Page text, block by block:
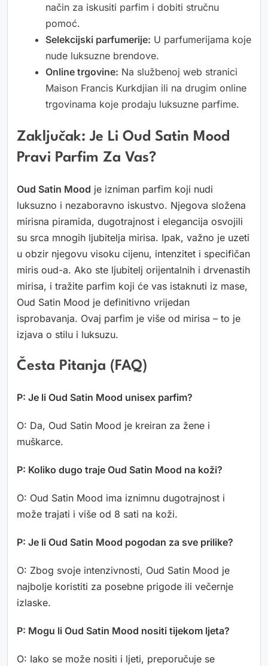
način za iskusiti parfim i dobiti stručnu
pomoć.
Selekcijski parfumerije: U parfumerijama koje
nude luksuzne brendove.
Online trgovine: Na službenoj web stranici
Maison Francis Kurkdjian ili na drugim online
trgovinama koje prodaju luksuzne parfime.
Zaključak: Je Li Oud Satin Mood
Pravi Parfim Za Vas?
Oud Satin Mood je izniman parfim koji nudi
luksuzno i nezaboravno iskustvo. Njegova složena
mirisna piramida, dugotrajnost i elegancija osvojili
su srca mnogih ljubitelja mirisa. Ipak, važno je uzeti
u obzir njegovu visoku cijenu, intenzitet i specifičan
miris oud-a. Ako ste ljubitelj orijentalnih i drvenastih
mirisa, i tražite parfim koji će vas istaknuti iz mase,
Oud Satin Mood je definitivno vrijedan
isprobavanja. Ovaj parfim je više od mirisa – to je
izjava o stilu i luksuzu.
Česta Pitanja (FAQ)
P: Je li Oud Satin Mood unisex parfim?
O: Da, Oud Satin Mood je kreiran za žene i
muškarce.
P: Koliko dugo traje Oud Satin Mood na koži?
O: Oud Satin Mood ima iznimnu dugotrajnost i
može trajati i više od 8 sati na koži.
P: Je li Oud Satin Mood pogodan za sve prilike?
O: Zbog svoje intenzivnosti, Oud Satin Mood je
najbolje koristiti za posebne prigode ili večernje
izlaske.
P: Mogu li Oud Satin Mood nositi tijekom ljeta?
O: Iako se može nositi i ljeti, preporučuje se